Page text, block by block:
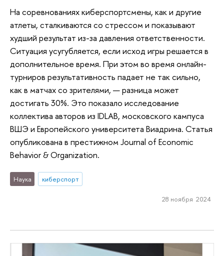
На соревнованиях киберспортсмены, как и другие
атлеты, сталкиваются со стрессом и показывают
худший результат из-за давления ответственности.
Ситуация усугубляется, если исход игры решается в
дополнительное время. При этом во время онлайн-
турниров результативность падает не так сильно,
как в матчах со зрителями, — разница может
достигать 30%. Это показало исследование
коллектива авторов из IDLAB, московского кампуса
ВШЭ и Европейского университета Виадрина. Статья
опубликована в престижном Journal of Economic
Behavior & Organization.
Наука киберспорт
28 ноября 2024